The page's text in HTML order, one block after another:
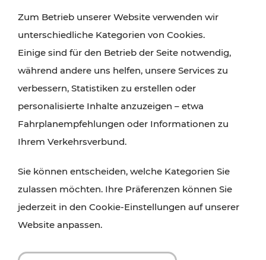
Wanderungen, Kultur und Gastronomie,
Radtouren oder purer Naturgenuss – viele
Attraktionen sind mit den Ticket- und Fahrplan-
Angeboten des VOR gut und schnell erreichbar.
Zum Betrieb unserer Website verwenden wir
unterschiedliche Kategorien von Cookies.
Einige sind für den Betrieb der Seite notwendig,
während andere uns helfen, unsere Services zu
verbessern, Statistiken zu erstellen oder
personalisierte Inhalte anzuzeigen – etwa
Fahrplanempfehlungen oder Informationen zu
Ihrem Verkehrsverbund.
Sie können entscheiden, welche Kategorien Sie
zulassen möchten. Ihre Präferenzen können Sie
jederzeit in den Cookie-Einstellungen auf unserer
Website anpassen.